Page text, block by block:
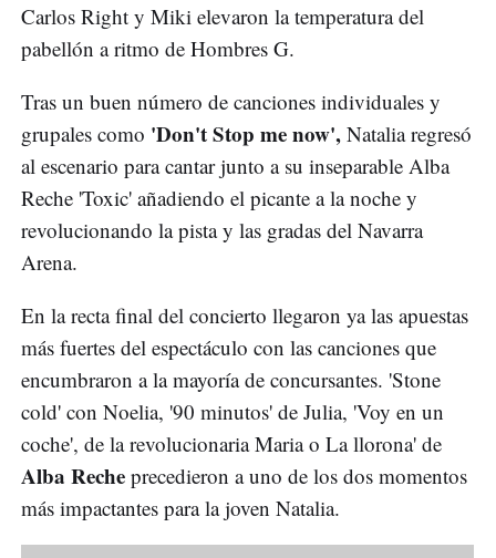
Carlos Right y Miki elevaron la temperatura del
pabellón a ritmo de Hombres G.
Tras un buen número de canciones individuales y
grupales como 'Don't Stop me now', Natalia regresó
al escenario para cantar junto a su inseparable Alba
Reche 'Toxic' añadiendo el picante a la noche y
revolucionando la pista y las gradas del Navarra
Arena.
En la recta final del concierto llegaron ya las apuestas
más fuertes del espectáculo con las canciones que
encumbraron a la mayoría de concursantes. 'Stone
cold' con Noelia, '90 minutos' de Julia, 'Voy en un
coche', de la revolucionaria Maria o La llorona' de
Alba Reche precedieron a uno de los dos momentos
más impactantes para la joven Natalia.